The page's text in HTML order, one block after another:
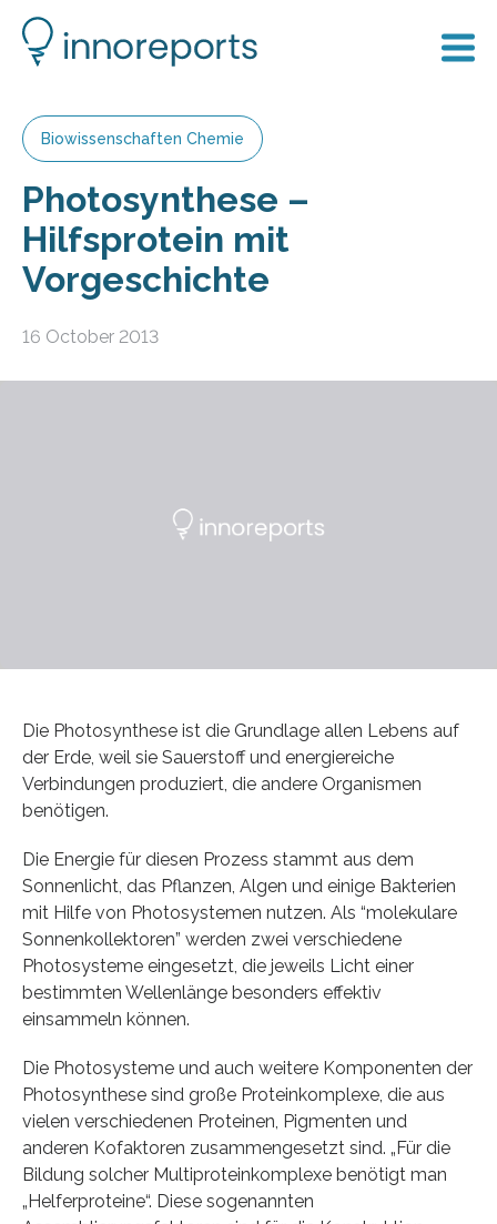
Biowissenschaften Chemie
Photosynthese –
Hilfsprotein mit
Vorgeschichte
16 October 2013
Die Photosynthese ist die Grundlage allen Lebens auf
der Erde, weil sie Sauerstoff und energiereiche
Verbindungen produziert, die andere Organismen
benötigen.
Die Energie für diesen Prozess stammt aus dem
Sonnenlicht, das Pflanzen, Algen und einige Bakterien
mit Hilfe von Photosystemen nutzen. Als “molekulare
Sonnenkollektoren” werden zwei verschiedene
Photosysteme eingesetzt, die jeweils Licht einer
bestimmten Wellenlänge besonders effektiv
einsammeln können.
Die Photosysteme und auch weitere Komponenten der
Photosynthese sind große Proteinkomplexe, die aus
vielen verschiedenen Proteinen, Pigmenten und
anderen Kofaktoren zusammengesetzt sind. „Für die
Bildung solcher Multiproteinkomplexe benötigt man
„Helferproteine“. Diese sogenannten